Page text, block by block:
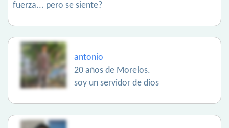
fuerza... pero se siente?
antonio
20 años de Morelos.
soy un servidor de dios